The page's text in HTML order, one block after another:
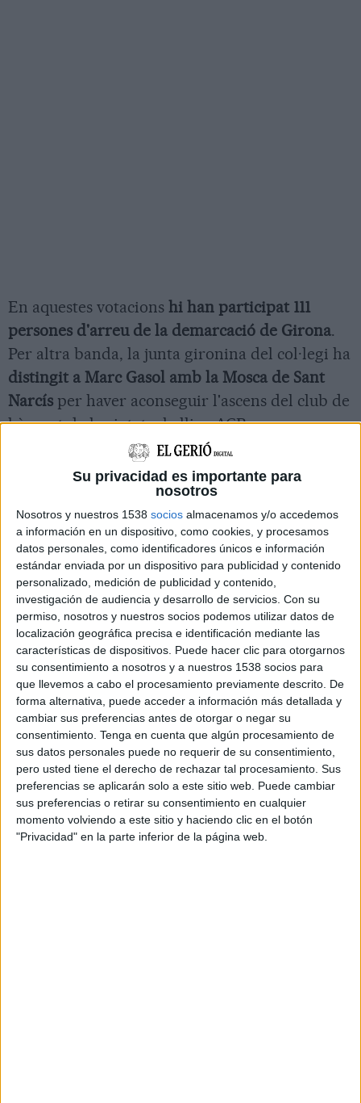
Su privacidad es importante para
nosotros
Nosotros y nuestros 1538 socios almacenamos y/o accedemos
a información en un dispositivo, como cookies, y procesamos
datos personales, como identificadores únicos e información
estándar enviada por un dispositivo para publicidad y contenido
personalizado, medición de publicidad y contenido,
investigación de audiencia y desarrollo de servicios. Con su
permiso, nosotros y nuestros socios podemos utilizar datos de
localización geográfica precisa e identificación mediante las
características de dispositivos. Puede hacer clic para otorgarnos
su consentimiento a nosotros y a nuestros 1538 socios para
que llevemos a cabo el procesamiento previamente descrito. De
forma alternativa, puede acceder a información más detallada y
cambiar sus preferencias antes de otorgar o negar su
consentimiento. Tenga en cuenta que algún procesamiento de
sus datos personales puede no requerir de su consentimiento,
pero usted tiene el derecho de rechazar tal procesamiento. Sus
preferencias se aplicarán solo a este sitio web. Puede cambiar
sus preferencias o retirar su consentimiento en cualquier
momento volviendo a este sitio y haciendo clic en el botón
"Privacidad" en la parte inferior de la página web.
En aquestes votacions hi han participat 111
persones d'arreu de la demarcació de Girona.
Per altra banda, la junta gironina del col·legi ha
distingit a Marc Gasol amb la Mosca de Sant
Narcís per haver aconseguir l'ascens del club de
bàsquet de la ciutat a la lliga ACB.
Aquest divendres la delegació gironina del
Col·legi de Periodistes ha celebrat l'acte
d'entrega de les Mosques de la Informació, uns
premis que guardonen periodistes i celebritats i
que també compten amb uns guardons de
votació popular per premiar i castigar aquells
qui faciliten o obstaculitzen la tasca
periodística.
Dins de les categories de votació popular, el cap
de premsa de la Delegació de la Generalitat a
Girona, Quim Lladó, ha guanyat el guardó de
Mosca Grossa. L'han votat un 53,15% de les
persones que han participat en les votacions.
En destaquen "l'amabilitat, la diligència i el bon
humor" que caracteritza el líder del
departament de comunicació de la Generalitat
a Girona.